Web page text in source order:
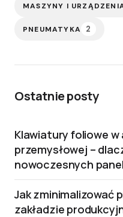
MASZYNY I
PNEUMATYKA 2
Ostatnie posty
Klawiatury foliowe
przemysłowej –
nowoczesnych
Jak zminimalizować
zakładzie